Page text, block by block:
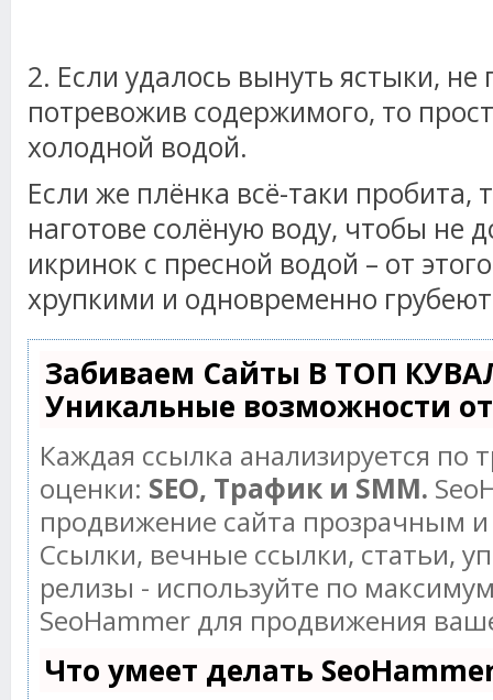
2. Если удалось вынуть ястыки, не
потревожив содержимого, то
холодной водой.
Если же плёнка всё-таки пробита,
наготове солёную воду, чтобы не
икринок с пресной водой – от
хрупкими и одновременно
Забиваем Сайты В ТОП
Уникальные возможности
Каждая ссылка анализируется по
оценки: SEO, Трафик и SMM.
продвижение сайта прозрачным
Ссылки, вечные ссылки, статьи,
релизы - используйте по
SeoHammer для продвижения
Что умеет делать